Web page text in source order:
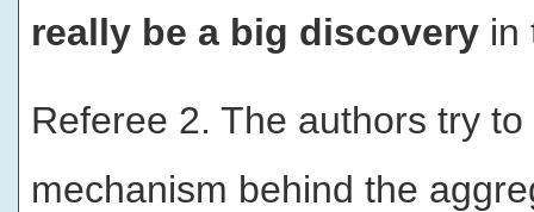
really be a big discovery in
Referee 2. The authors try
mechanism behind the